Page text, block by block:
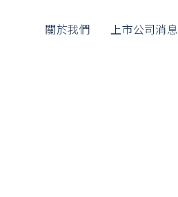
關於我們 上市公司消息